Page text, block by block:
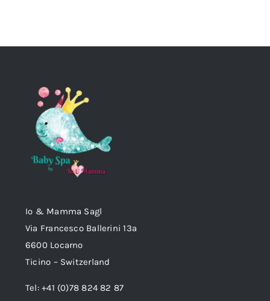
Io & Mamma Sagl
Via Francesco Ballerini 13a
6600 Locarno
Ticino – Switzerland
Tel: +41 (0)78 824 82 87